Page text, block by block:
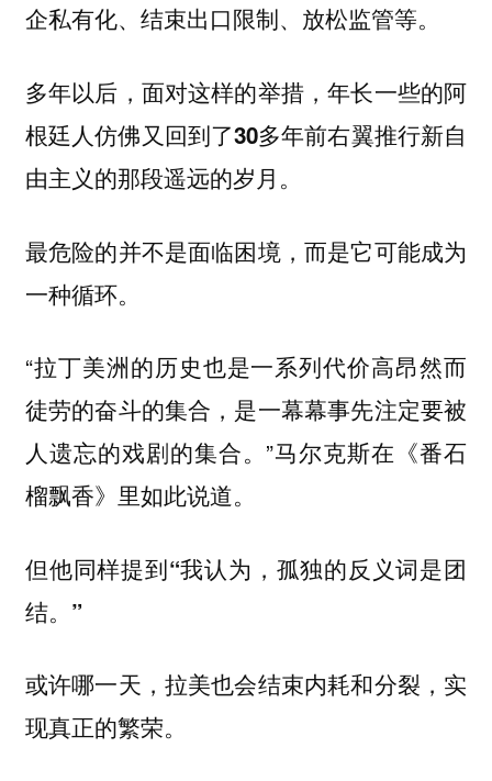
企私有化、结束出口限制、放松监管等。
多年以后，面对这样的举措，年长一些的阿
根廷人仿佛又回到了30多年前右翼推行新自
由主义的那段遥远的岁月。
最危险的并不是面临困境，而是它可能成为
一种循环。
“拉丁美洲的历史也是一系列代价高昂然而
徒劳的奋斗的集合，是一幕幕事先注定要被
人遗忘的戏剧的集合。”马尔克斯在《番石
榴飘香》里如此说道。
但他同样提到“我认为，孤独的反义词是团
结。”
或许哪一天，拉美也会结束内耗和分裂，实
现真正的繁荣。